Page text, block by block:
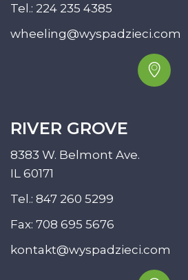
Tel.: 224 235 4385
wheeling@wyspadzieci.com
RIVER GROVE
8383 W. Belmont Ave.
IL 60171
Tel.: 847 260 5299
Fax: 708 695 5676
kontakt@wyspadzieci.com